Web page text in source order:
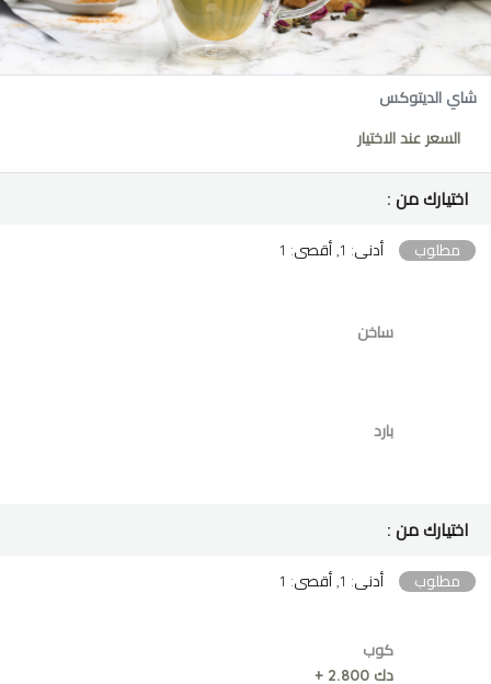
شاي الديتوكس
السعر عند الاختيار
اختيارك من :
مطلوب أدنى: 1, أقصى: 1
ساخن
بارد
اختيارك من :
مطلوب أدنى: 1, أقصى: 1
كوب
دك 2.800 +